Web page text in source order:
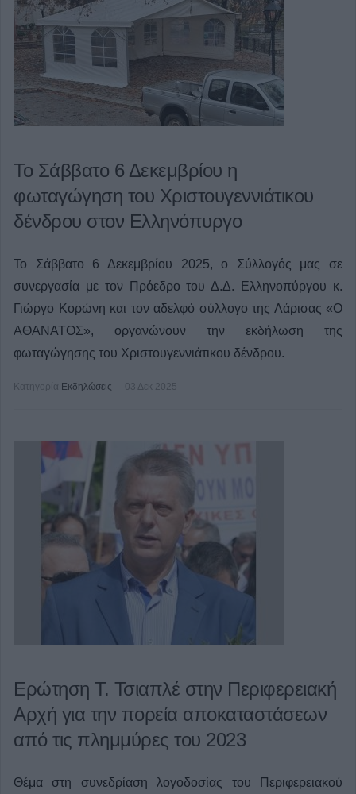
Το Σάββατο 6 Δεκεμβρίου η
φωταγώγηση του Χριστουγεννιάτικου
δένδρου στον Ελληνόπυργο
Το Σάββατο 6 Δεκεμβρίου 2025, ο Σύλλογός μας σε
συνεργασία με τον Πρόεδρο του Δ.Δ. Ελληνοπύργου κ.
Γιώργο Κορώνη και τον αδελφό σύλλογο της Λάρισας «Ο
ΑΘΑΝΑΤΟΣ», οργανώνουν την εκδήλωση της
φωταγώγησης του Χριστουγεννιάτικου δένδρου.
Κατηγορία Εκδηλώσεις 03 Δεκ 2025
Ερώτηση Τ. Τσιαπλέ στην Περιφερειακή
Αρχή για την πορεία αποκαταστάσεων
από τις πλημμύρες του 2023
Θέμα στη συνεδρίαση λογοδοσίας του Περιφερειακού